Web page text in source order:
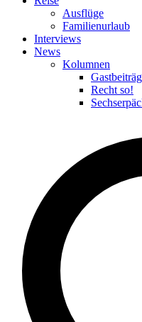
Ausflüge
Familienurlaub
Interviews
News
Kolumnen
Recht so!